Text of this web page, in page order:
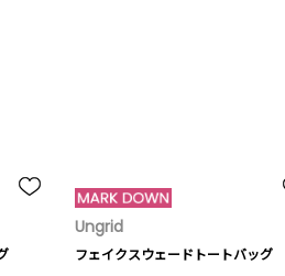
Ungrid
フェイクスウェードトートバッグ